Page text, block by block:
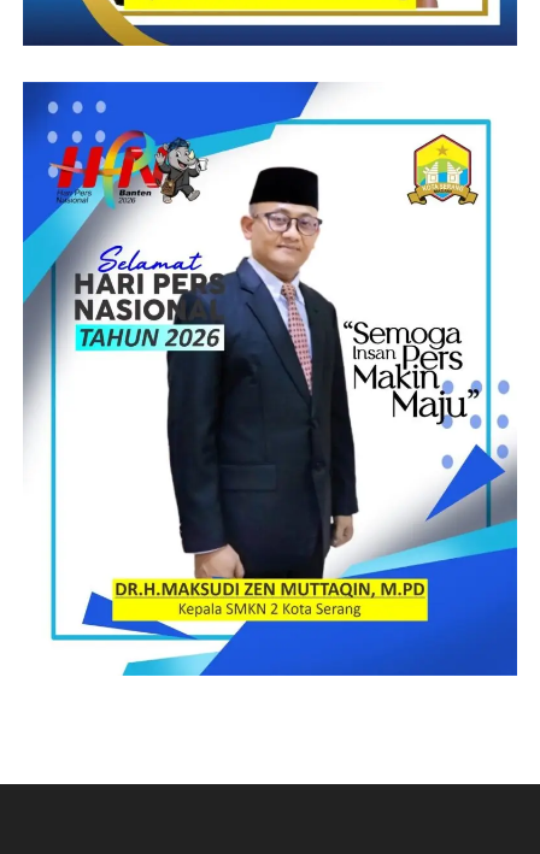
Sementara itu Habib Salim Bin Abdurahman Aljufrie dalam
ceramahnya selain menceritakan bagaimana sejarah lahirnya
Nabi Muhammad SAW juga mengajak kepada seluruh hadirin
untuk banyak bersholawat.
“Perbanyaklah bersholawat, karena barang siapa yang
bersholawat kepada Nabi Muhammad SAW secara ikhlas dari
hatinya, Allah SWT akan bershalawat untuknya 10 kali
shalawat, menaikkan derajatnya 10 kali, mencatat untuknya 10
kali kebaikan, dan menghapuskan untuknya 10 keburukan,
selain itu dengan sholawat insya allah akan memudahkan segala
urusan/ masalah yang sedang kita hadapi,” Terang Habib Salim.
Selain itu Habib Salim juga menyampaikan kiat-kiat agar tidak
terjadi kekerasan dalam rumah tangga.
“Banyak diantara jamaah yang bertanya kepada saya tentang
bagaimana agar tidak terjadi KDRT, jawabannya adalah ikuti
cara nabi memperlakukan istrinya begitu juga para ibu, agar
mengikuti bagaimana cara istri nabi memperlakukan suaminya,